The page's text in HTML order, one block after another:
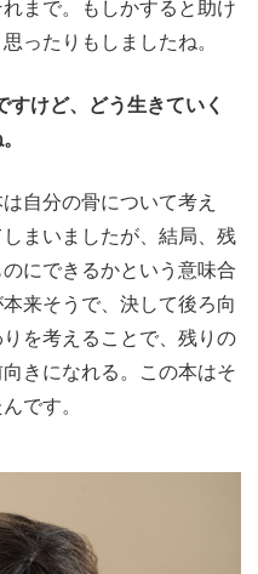
まで。もしかすると助け
ったりもしましたね。
けど、どう生きていく
自分の骨について考え
まいましたが、結局、残
にできるかという意味合
来そうで、決して後ろ向
を考えることで、残りの
きになれる。この本はそ
です。